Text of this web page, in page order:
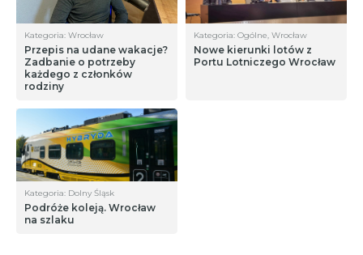
Kategoria: Wrocław
Przepis na udane wakacje?
Zadbanie o potrzeby
każdego z członków
rodziny
Kategoria: Ogólne, Wrocław
Nowe kierunki lotów z
Portu Lotniczego Wrocław
Kategoria: Dolny Śląsk
Podróże koleją. Wrocław
na szlaku